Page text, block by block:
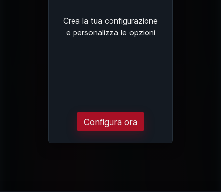
Crea la tua configurazione
e personalizza le opzioni
Configura ora